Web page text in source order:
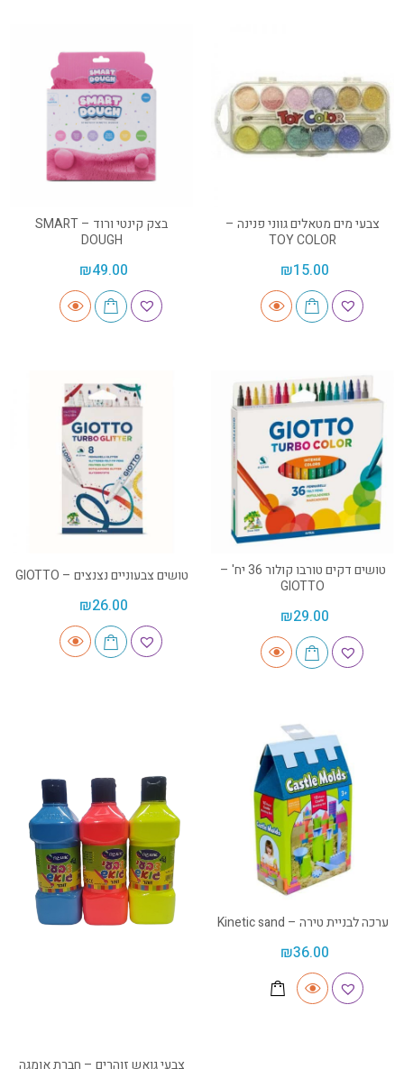
צבעי מים מטאלים גווני פנינה –
TOY COLOR
₪15.00
בצק קינטי ורוד – SMART
DOUGH
₪49.00
טושים דקים טורבו קולור 36 יח' –
GIOTTO
₪29.00
טושים צבעוניים נצנצים – GIOTTO
₪26.00
ערכה לבניית טירה – Kinetic sand
₪36.00
צבעי גואש זוהרים – חברת אומגה